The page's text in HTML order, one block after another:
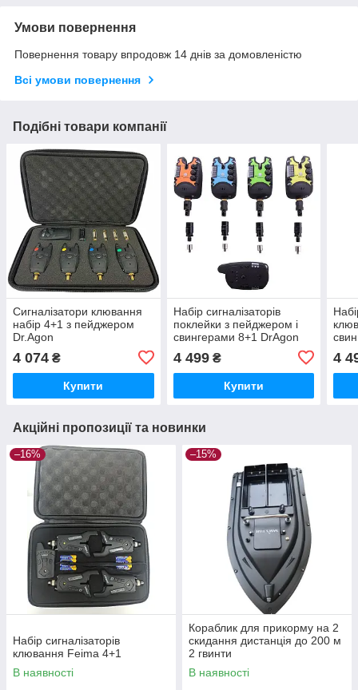
Умови повернення
Повернення товару впродовж 14 днів за домовленістю
Всі умови повернення
Подібні товари компанії
Сигналізатори клювання
набір 4+1 з пейджером
Dr.Agon
4 074 ₴
Купити
Набір сигналізаторів
поклейки з пейджером і
свингерами 8+1 DrAgon
4 499₴
Купити
4
Акційні пропозиції та новинки
–16%
Набір сигналізаторів
клювання Feima 4+1
В наявності
–15%
Кораблик для прикорму на 2
скидання дистанція до 200 м
2 гвинти
В наявності